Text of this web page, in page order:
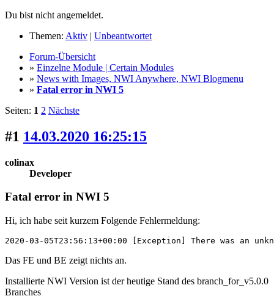
Du bist nicht angemeldet.
Themen: Aktiv | Unbeantwortet
Forum-Übersicht
» Einzelne Module | Certain Modules
» News with Images, NWI Anywhere, NWI Blogmenu
» Fatal error in NWI 5
Seiten: 1 2 Nächste
#1 14.03.2020 16:25:15
colinax
Developer
Fatal error in NWI 5
Hi, ich habe seit kurzem Folgende Fehlermeldung:
2020-03-05T23:56:13+00:00 [Exception] There was an
Das FE und BE zeigt nichts an.
Installierte NWI Version ist der heutige Stand des branch_for_v5.0.0
Branches